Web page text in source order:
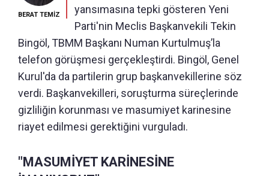
BERAT TEMİZ
yansımasına tepki gösteren Yeni
Parti'nin Meclis Başkanvekili Tekin
Bingöl, TBMM Başkanı Numan Kurtulmuş’la
telefon görüşmesi gerçekleştirdi. Bingöl, Genel
Kurul'da da partilerin grup başkanvekillerine söz
verdi. Başkanvekilleri, soruşturma süreçlerinde
gizliliğin korunması ve masumiyet karinesine
riayet edilmesi gerektiğini vurguladı.
"MASUMİYET KARİNESİNE